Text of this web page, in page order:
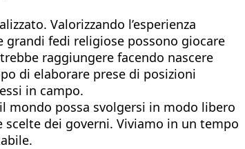
Valorizzando l’esperienza
grandi fedi religiose possono giocare
raggiungere facendo nascere
di elaborare prese di posizioni
in campo.
mondo possa svolgersi in modo libero
dei governi. Viviamo in un tempo